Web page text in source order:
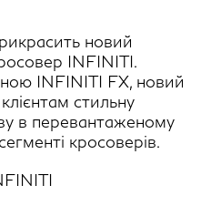
новий
INFINITI.
INFINITI FX, новий
стильну
в перевантаженому
кросоверів.